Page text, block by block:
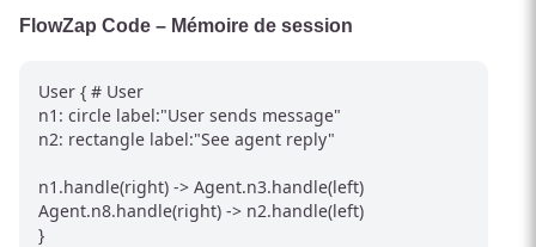
FlowZap Code – Mémoire de session
User { # User
n1: circle label:"User sends message"
n2: rectangle label:"See agent reply"
n1.handle(right) -> Agent.n3.handle(left)
Agent.n8.handle(right) -> n2.handle(left)
}